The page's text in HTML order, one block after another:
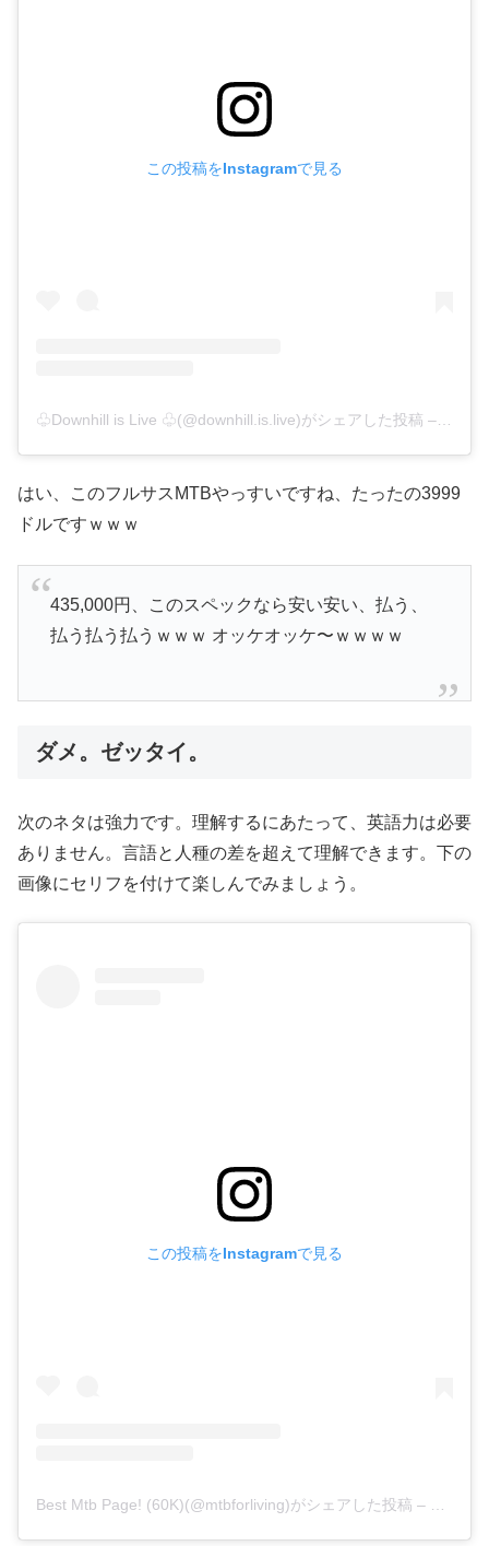
この投稿をInstagramで見る
♧Downhill is Live ♧(@downhill.is.live)がシェアした投稿 –
はい、このフルサスMTBやっすいですね、たったの3999
ドルですｗｗｗ
435,000円、このスペックなら安い安い、払う、
払う払う払うｗｗｗ オッケオッケ〜ｗｗｗｗ
ダメ。ゼッタイ。
次のネタは強力です。理解するにあたって、英語力は必要
ありません。言語と人種の差を超えて理解できます。下の
画像にセリフを付けて楽しんでみましょう。
この投稿をInstagramで見る
Best Mtb Page! (60K)(@mtbforliving)がシェアした投稿 – 2019年